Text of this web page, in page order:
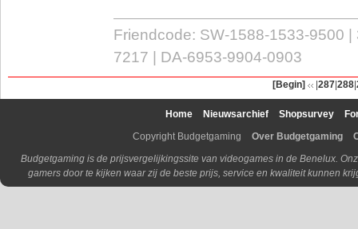
Friendcode: SW-1588-1533-9500
7217 | DA-6953-9904-0903
[Begin] |287|288|
Home Nieuwsarchief Shopsurvey
Copyright Budgetgaming
Over Budgetgaming
Budgetgaming is de prijsvergelijkingssite van videogames in de Benelux.
gamers door te kijken waar zij de beste prijs, service en kwaliteit kunnen